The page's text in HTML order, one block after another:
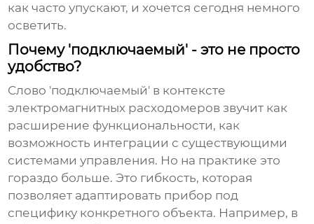
как часто упускают, и хочется сегодня немного
осветить.
Почему 'подключаемый' - это не просто
удобство?
Слово 'подключаемый' в контексте
электромагнитных расходомеров звучит как
расширение функциональности, как
возможность интеграции с существующими
системами управления. Но на практике это
гораздо больше. Это гибкость, которая
позволяет адаптировать прибор под
специфику конкретного объекта. Например, в